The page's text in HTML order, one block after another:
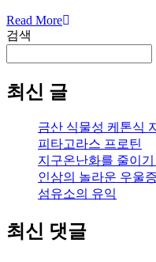
Read More
검색
최신 글
금산 식물성 케톤식
피타고라스 프로틴
지구온난화를 줄이
인삼의 놀라운 우울
섬유소의 유익
최신 댓글